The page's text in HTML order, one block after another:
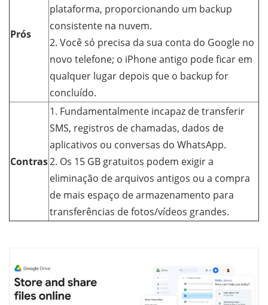
Prós
plataforma, proporcionando um backup
consistente na nuvem.
2. Você só precisa da sua conta do Google no
novo telefone; o iPhone antigo pode ficar em
qualquer lugar depois que o backup for
concluído.
Contras
1. Fundamentalmente incapaz de transferir
SMS, registros de chamadas, dados de
aplicativos ou conversas do WhatsApp.
2. Os 15 GB gratuitos podem exigir a
eliminação de arquivos antigos ou a compra
de mais espaço de armazenamento para
transferências de fotos/vídeos grandes.